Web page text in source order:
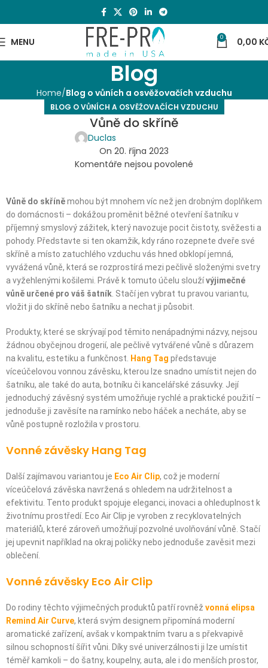
MENU 0 0,00
Blog
Home Blog o vůních a osvěžovačích vzduchu
BLOG O VŮNÍCH A OSVĚŽOVAČÍCH VZDUCHU
Vůně do skříně
Duclas
On 20. října 2023
Komentáře nejsou povolené
Vůně do skříněmohou být mnohem víc než jen drobným doplňkem
do domácnosti – dokážou proměnit běžné otevření šatníku v
příjemný smyslový zážitek, který navozuje pocit čistoty, svěžesti a
pohody. Představte si ten okamžik, kdy ráno rozepnete dveře své
skříně a místo zatuchlého vzduchu vás hned obklopí jemná,
vyvážená vůně, která se rozprostírá mezi pečlivě složenými svetry
a vyžehlenými košilemi. Právě k tomuto účelu sloužívýjimečné
vůně určené pro váš šatník . Stačí jen vybrat tu pravou variantu,
vložit ji do skříně nebo šatníku a nechat ji působit.
Produkty, které se skrývají pod těmito nenápadnými názvy, nejsou
žádnou obyčejnou drogerií, ale pečlivě vytvářené vůně s důrazem
na kvalitu, estetiku a funkčnost.
Hang Tag představuje
víceúčelovou vonnou závěsku, kterou lze snadno umístit nejen do
šatníku, ale také do auta, botníku či kancelářské zásuvky. Její
jednoduchý závěsný systém umožňuje rychlé a praktické použití –
jednoduše ji zavěsíte na ramínko nebo háček a necháte, aby se
vůně postupně rozložila v prostoru.
Vonné závěsky Hang Tag
Další zajímavou variantou je Eco Air Clip, což je moderní
víceúčelová závěska navržená s ohledem na udržitelnost a
efektivitu. Tento produkt spojuje eleganci, inovaci a ohleduplnost k
životnímu prostředí. Eco Air Clip je vyroben z recyklovatelných
materiálů, které zároveň umožňují pozvolné uvolňování vůně. Stačí
jej upevnit například na okraj poličky nebo jednoduše zavěsit mezi
oblečení.
Vonné závěsky Eco Air Clip
Do rodiny těchto výjimečných produktů patří rovněž vonná elipsa
Remind Air Curve, která svým designem připomíná moderní
aromatické zařízení, avšak v kompaktním tvaru a s překvapivě
silnou schopností šířit vůni. Díky své univerzálnosti ji lze umístit
téměř kamkoli – do šatny, koupelny, auta, ale i do menších prostor,